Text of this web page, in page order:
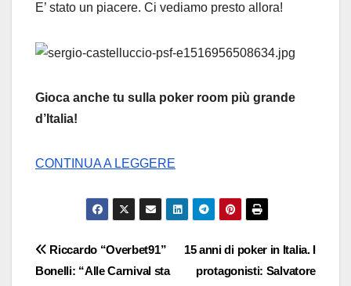
E’ stato un piacere. Ci vediamo presto allora!
Gioca anche tu sulla poker room più grande
d’Italia!
CONTINUA A LEGGERE
Navigazione
15 anni di poker in Italia. I
protagonisti: Salvatore
Riccardo “Overbet91”
Bonelli: “Alle Carnival sta